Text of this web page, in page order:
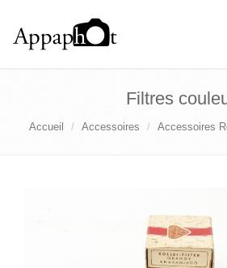
Filtres
Accueil Accessoires Accessoires